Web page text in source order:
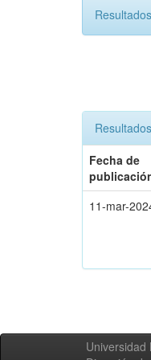
Fecha de
11-mar-
Universidad